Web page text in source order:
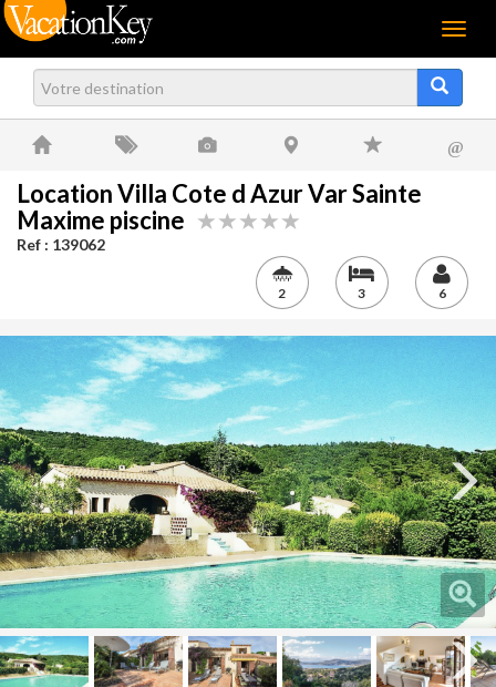
Menu
@
Location Villa Cote d Azur Var Sainte
Maxime piscine
Ref : 139062
2 3 6
Next